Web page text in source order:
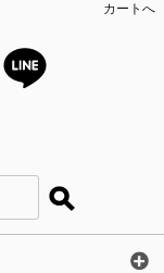
カートへ